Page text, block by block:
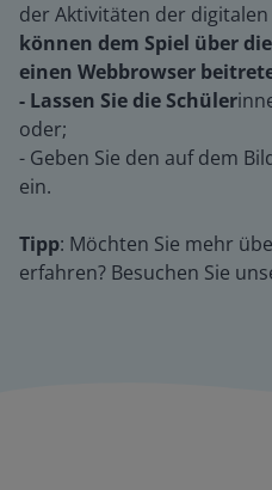
der Aktivitäten der digitalen
können dem Spiel über
einen Webbrowser
- Lassen Sie die Schüler
oder;
- Geben Sie den auf dem
ein.
Tipp: Möchten Sie mehr
erfahren? Besuchen Sie